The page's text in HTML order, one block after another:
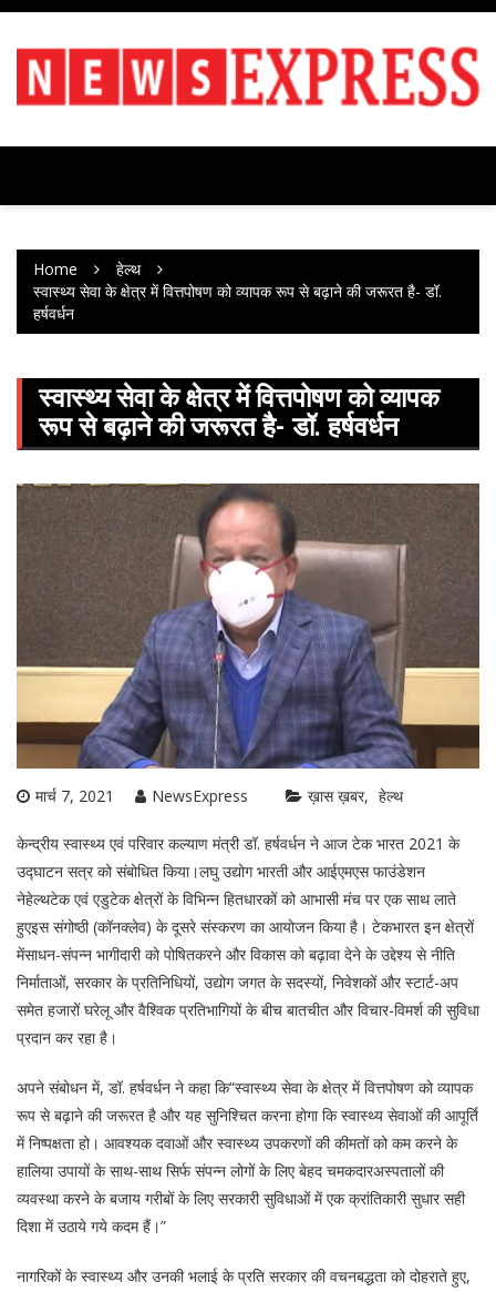
Skip
content
Home
हेल्थ
स्वास्थ्य सेवा के क्षेत्र में वित्तपोषण को व्यापक रूप से बढ़ाने की जरूरत है- डॉ.
हर्षवर्धन
स्वास्थ्य सेवा के क्षेत्र में वित्तपोषण को व्यापक
रूप से बढ़ाने की जरूरत है- डॉ. हर्षवर्धन
मार्च 7, 2021 NewsExpress ख़ास ख़बर हेल्थ
केन्द्रीय स्वास्थ्य एवं परिवार कल्याण मंत्री डॉ. हर्षवर्धन ने आज टेक भारत 2021 के
उद्घाटन सत्र को संबोधित किया।लघु उद्योग भारती और आईएमएस फाउंडेशन
नेहेल्थटेक एवं एडुटेक क्षेत्रों के विभिन्न हितधारकों को आभासी मंच पर एक साथ लाते
हुएइस संगोष्ठी (कॉनक्लेव) के दूसरे संस्करण का आयोजन किया है। टेकभारत इन क्षेत्रों
मेंसाधन-संपन्न भागीदारी को पोषितकरने और विकास को बढ़ावा देने के उद्देश्य से नीति
निर्माताओं, सरकार के प्रतिनिधियों, उद्योग जगत के सदस्यों, निवेशकों और स्टार्ट-अप
समेत हजारों घरेलू और वैश्विक प्रतिभागियों के बीच बातचीत और विचार-विमर्श की सुविधा
प्रदान कर रहा है।
अपने संबोधन में, डॉ. हर्षवर्धन ने कहा कि“स्वास्थ्य सेवा के क्षेत्र में वित्तपोषण को व्यापक
रूप से बढ़ाने की जरूरत है और यह सुनिश्चित करना होगा कि स्वास्थ्य सेवाओं की आपूर्ति
में निष्पक्षता हो। आवश्यक दवाओं और स्वास्थ्य उपकरणों की कीमतों को कम करने के
हालिया उपायों के साथ-साथ सिर्फ संपन्न लोगों के लिए बेहद चमकदारअस्पतालों की
व्यवस्था करने के बजाय गरीबों के लिए सरकारी सुविधाओं में एक क्रांतिकारी सुधार सही
दिशा में उठाये गये कदम हैं।”
नागरिकों के स्वास्थ्य और उनकी भलाई के प्रति सरकार की वचनबद्धता को दोहराते हुए,